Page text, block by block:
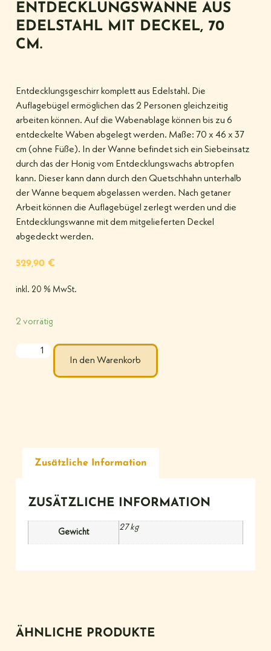
ENTDECKLUNGSWANNE AUS
EDELSTAHL MIT DECKEL, 70
CM.
Entdecklungsgeschirr komplett aus Edelstahl. Die
Auflagebügel ermöglichen das 2 Personen gleichzeitig
arbeiten können. Auf die Wabenablage können bis zu 6
entdeckelte Waben abgelegt werden. Maße: 70 x 46 x 37
cm (ohne Füße). In der Wanne befindet sich ein Siebeinsatz
durch das der Honig vom Entdecklungswachs abtropfen
kann. Dieser kann dann durch den Quetschhahn unterhalb
der Wanne bequem abgelassen werden. Nach getaner
Arbeit können die Auflagebügel zerlegt werden und die
Entdecklungswanne mit dem mitgelieferten Deckel
abgedeckt werden.
529,90 €
inkl. 20 % MwSt.
2 vorrätig
In den Warenkorb
Zusätzliche Information
ZUSÄTZLICHE INFORMATION
Gewicht
27 kg
ÄHNLICHE PRODUKTE